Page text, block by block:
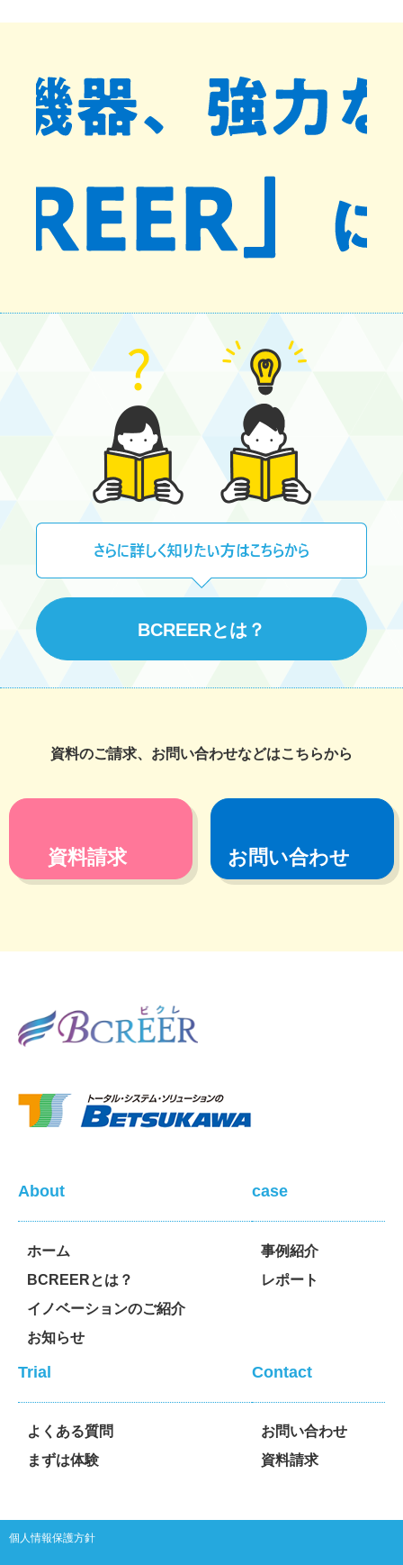
BCREERとは？
資料のご請求、お問い合わせなどはこちらから
資料請求 お問い合わせ
About
ホーム
BCREERとは？
イノベーションのご紹介
お知らせ
case
事例紹介
レポート
Trial
よくある質問
まずは体験
Contact
お問い合わせ
資料請求
個人情報保護方針